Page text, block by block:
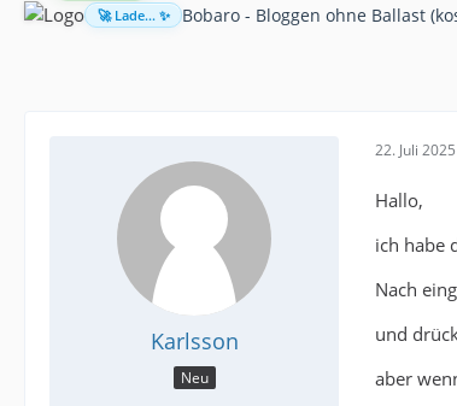
🚀 Lade... ✨ Bobaro - Bloggen ohne Ballast
Karlsson
Neu
22. Juli
Hallo,
ich habe
Nach
und
aber